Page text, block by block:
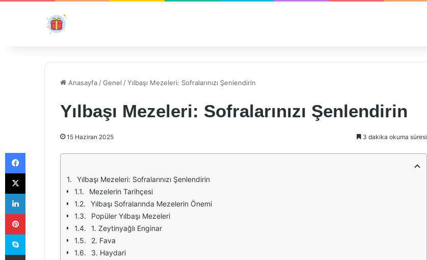
Anasayfa /Genel /Yılbaşı Mezeleri: Sofralarınızı Şenlendirin
Yılbaşı Mezeleri: Sofralarınızı Şenlendirin
15 Haziran 2025 3 dakika okuma süresi
Yılbaşı Mezeleri: Sofralarınızı Şenlendirin
Mezelerin Tarihçesi
Yılbaşı Sofralarında Mezelerin Önemi
Popüler Yılbaşı Mezeleri
1. Zeytinyağlı Enginar
2. Fava
3. Haydari
Facebook
X
LinkedIn
Pinterest
Skype
E-Posta ile paylaş